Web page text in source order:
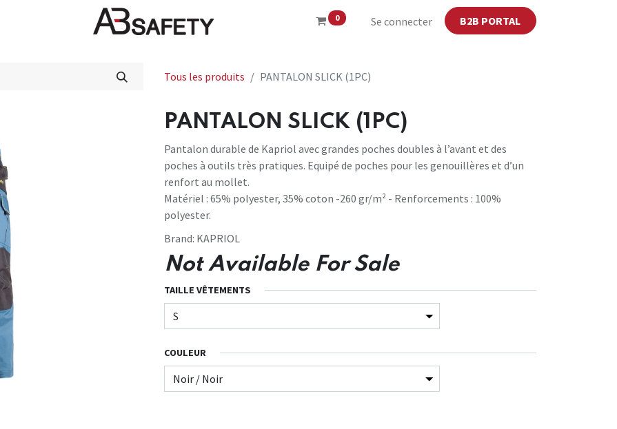
0 Se connecter B2B PORTAL
Boutique CE
Tous les produits PANTALON SLICK (1PC)
PANTALON SLICK (1PC)
Pantalon durable de Kapriol avec grandes poches doubles à l’avant et des
poches à outils très pratiques. Equipé de poches pour les genouillères et d’un
renfort au mollet.
Matériel : 65% polyester, 35% coton -260 gr/m² - Renforcements : 100%
polyester.
Brand: KAPRIOL
Not Available For Sale
TAILLE VÊTEMENTS
COULEUR